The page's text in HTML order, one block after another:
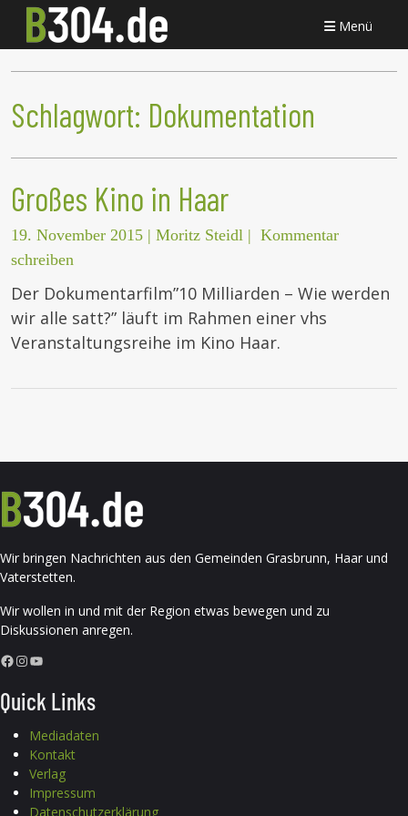
Menü
Schlagwort: Dokumentation
Großes Kino in Haar
19. November 2015 | Moritz Steidl | Kommentar
schreiben
Der Dokumentarfilm”10 Milliarden – Wie werden
wir alle satt?” läuft im Rahmen einer vhs
Veranstaltungsreihe im Kino Haar.
Wir bringen Nachrichten aus den Gemeinden Grasbrunn, Haar und
Vaterstetten.
Wir wollen in und mit der Region etwas bewegen und zu
Diskussionen anregen.
Facebook InstagramYouTube
Quick Links
Mediadaten
Kontakt
Verlag
Impressum
Datenschutzerklärung